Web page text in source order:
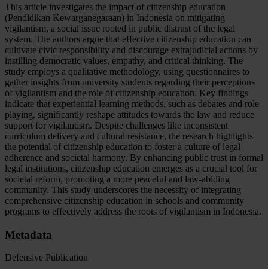
This article investigates the impact of citizenship education
(Pendidikan Kewarganegaraan) in Indonesia on mitigating
vigilantism, a social issue rooted in public distrust of the legal
system. The authors argue that effective citizenship education can
cultivate civic responsibility and discourage extrajudicial actions by
instilling democratic values, empathy, and critical thinking. The
study employs a qualitative methodology, using questionnaires to
gather insights from university students regarding their perceptions
of vigilantism and the role of citizenship education. Key findings
indicate that experiential learning methods, such as debates and role-
playing, significantly reshape attitudes towards the law and reduce
support for vigilantism. Despite challenges like inconsistent
curriculum delivery and cultural resistance, the research highlights
the potential of citizenship education to foster a culture of legal
adherence and societal harmony. By enhancing public trust in formal
legal institutions, citizenship education emerges as a crucial tool for
societal reform, promoting a more peaceful and law-abiding
community. This study underscores the necessity of integrating
comprehensive citizenship education in schools and community
programs to effectively address the roots of vigilantism in Indonesia.
Metadata
Defensive Publication